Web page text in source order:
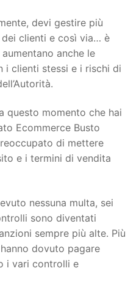
devi gestire più
clienti e così via… è
anche le
i clienti stessi e i rischi di
questo momento che hai
Ecommerce Busto
di mettere
e i termini di vendita
nessuna multa, sei
sono diventati
sempre più alte. Più
dovuto pagare
i vari controlli e